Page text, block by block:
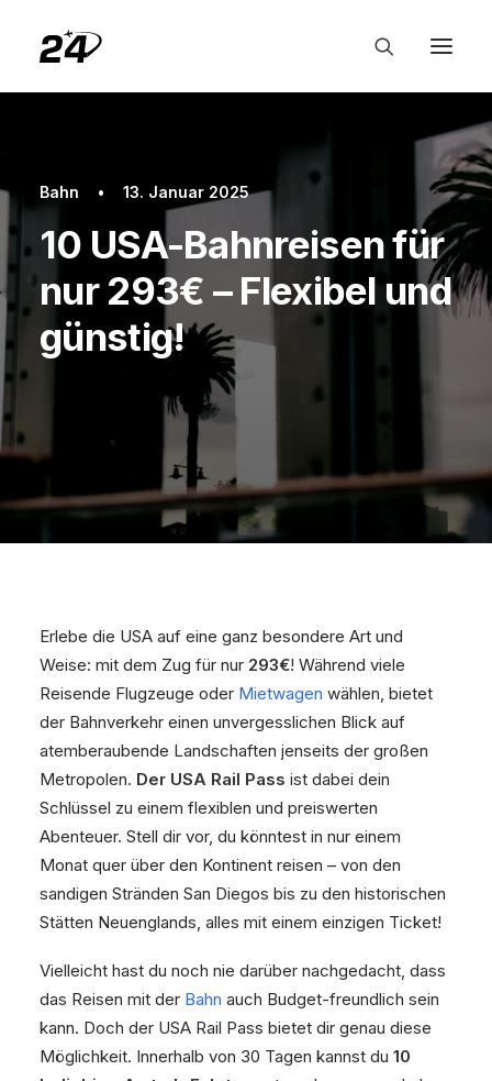
Bahn • 13. Januar 2025
10 USA-Bahnreisen für
nur 293€ – Flexibel und
günstig!
Erlebe die USA auf eine ganz besondere Art und
Weise: mit dem Zug für nur 293€! Während viele
Reisende Flugzeuge oder Mietwagen wählen, bietet
der Bahnverkehr einen unvergesslichen Blick auf
atemberaubende Landschaften jenseits der großen
Metropolen. Der USA Rail Pass ist dabei dein
Schlüssel zu einem flexiblen und preiswerten
Abenteuer. Stell dir vor, du könntest in nur einem
Monat quer über den Kontinent reisen – von den
sandigen Stränden San Diegos bis zu den historischen
Stätten Neuenglands, alles mit einem einzigen Ticket!
Vielleicht hast du noch nie darüber nachgedacht, dass
das Reisen mit der Bahn auch Budget-freundlich sein
kann. Doch der USA Rail Pass bietet dir genau diese
Möglichkeit. Innerhalb von 30 Tagen kannst du 10